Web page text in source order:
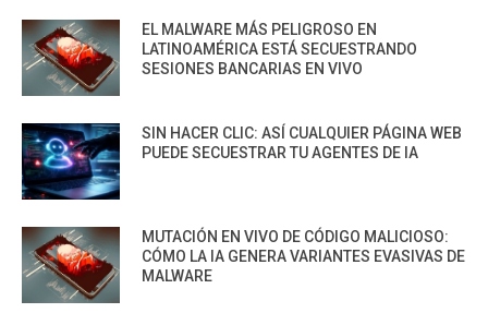
EL MALWARE MÁS PELIGROSO EN
LATINOAMÉRICA ESTÁ SECUESTRANDO
SESIONES BANCARIAS EN VIVO
SIN HACER CLIC: ASÍ CUALQUIER PÁGINA WEB
PUEDE SECUESTRAR TU AGENTES DE IA
MUTACIÓN EN VIVO DE CÓDIGO MALICIOSO:
CÓMO LA IA GENERA VARIANTES EVASIVAS DE
MALWARE